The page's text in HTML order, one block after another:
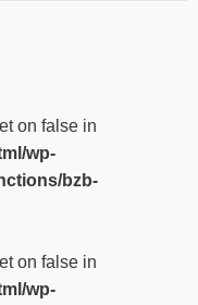
on false in
wp-
bzb-
on false in
wp-